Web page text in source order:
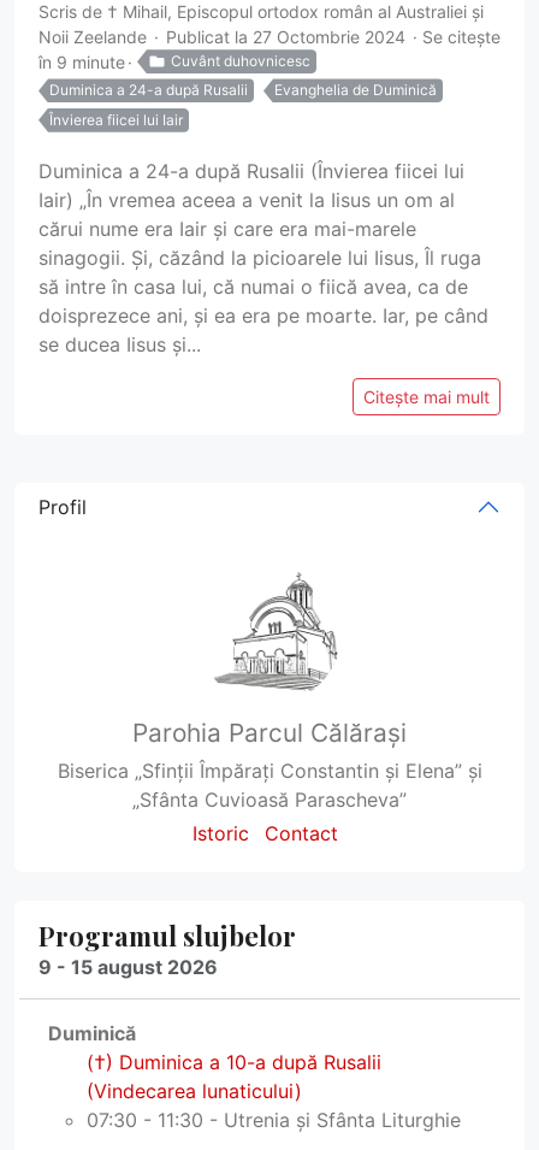
Scris de † Mihail, Episcopul ortodox român al Australiei și
Noii Zeelande
Publicat la 27 Octombrie 2024
Se citește
în 9 minute
Cuvânt duhovnicesc
Duminica a 24-a după Rusalii
Evanghelia de Duminică
Învierea fiicei lui Iair
Duminica a 24-a după Rusalii (Învierea fiicei lui
Iair) „În vremea aceea a venit la Iisus un om al
cărui nume era Iair și care era mai-marele
sinagogii. Și, căzând la picioarele lui Iisus, Îl ruga
să intre în casa lui, că numai o fiică avea, ca de
doisprezece ani, și ea era pe moarte. Iar, pe când
se ducea Iisus și...
Citește mai mult
Profil
Parohia Parcul Călărași
Biserica „Sfinții Împărați Constantin și Elena” și
„Sfânta Cuvioasă Parascheva”
Istoric
Contact
Programul slujbelor
9 - 15 august 2026
Duminică
(†) Duminica a 10-a după Rusalii
(Vindecarea lunaticului)
07:30 - 11:30 - Utrenia și Sfânta Liturghie